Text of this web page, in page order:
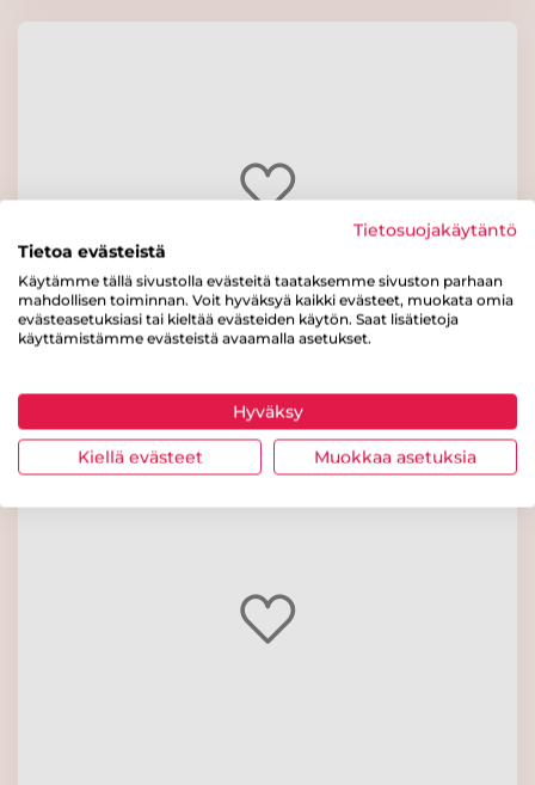
Tonnikalapastavuoka
Tietosuojakäytäntö
Tietoa evästeistä
Käytämme tällä sivustolla evästeitä taataksemme sivuston parhaan
mahdollisen toiminnan. Voit hyväksyä kaikki evästeet, muokata omia
evästeasetuksiasi tai kieltää evästeiden käytön. Saat lisätietoja
käyttämistämme evästeistä avaamalla asetukset.
Hyväksy
Kiellä evästeet Muokkaa asetuksia